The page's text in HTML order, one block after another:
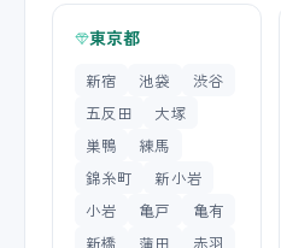
東京都
新宿 池袋
渋谷
五反田
大塚
巣鴨
練馬
錦糸町
新小岩
小岩
亀戸
亀有
新橋
蒲田
赤羽